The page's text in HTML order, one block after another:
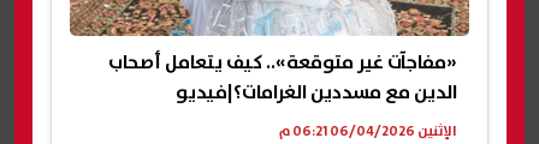
«مفاجآت غير متوقعة».. كيف يتعامل أصحاب
الدين مع مسددين الغرامات؟|فيديو
الإثنين 06/04/2026 06:21 م